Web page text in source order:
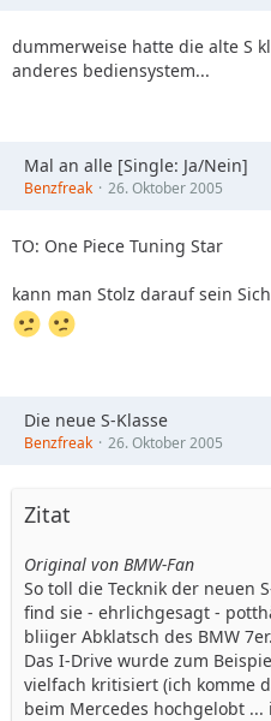
dummerweise hatte die alte S
anderes bediensystem...
Mal an alle [Single: Ja/Nein]
Benzfreak 26. Oktober 2005
TO: One Piece Tuning Star
kann man Stolz darauf sein
Die neue S-Klasse
Benzfreak 26. Oktober 2005
Zitat
Original von BMW-Fan
So toll die Tecknik der neuen
find sie - ehrlichgesagt -
bliiger Abklatsch des BMW 7er.
Das I-Drive wurde zum
vielfach kritisiert (ich komme
beim Mercedes hochgelobt